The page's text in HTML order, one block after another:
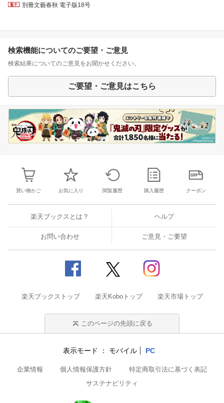
別冊文藝春秋 電子版18号
検索機能についてのご要望・ご意見
検索結果についてのご意見をお聞かせください。
ご要望・ご意見はこちら
買い物かご お気に入り 閲覧履歴 購入履歴 クーポン
楽天ブックスとは？ ヘルプ
お問い合わせ ご意見・ご要望
楽天ブックストップ 楽天Koboトップ 楽天市場トップ
このページの先頭に戻る
表示モード モバイル PC
企業情報 個人情報保護方針
特定商取引法に基づく表記
サステナビリティ